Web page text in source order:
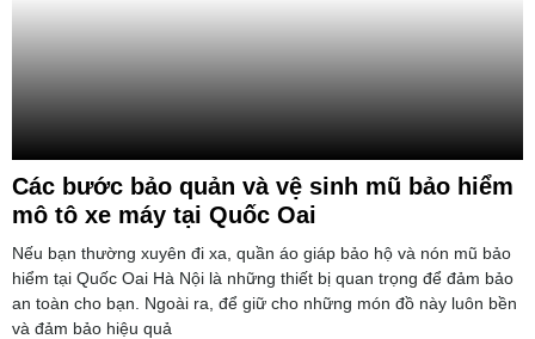
Các bước bảo quản và vệ sinh mũ bảo hiểm
mô tô xe máy tại Quốc Oai
Nếu bạn thường xuyên đi xa, quần áo giáp bảo hộ và nón mũ bảo
hiểm tại Quốc Oai Hà Nội là những thiết bị quan trọng để đảm bảo
an toàn cho bạn. Ngoài ra, để giữ cho những món đồ này luôn bền
và đảm bảo hiệu quả